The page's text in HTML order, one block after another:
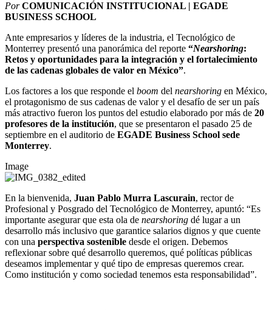
PorCOMUNICACIÓN INSTITUCIONAL | EGADE
BUSINESS SCHOOL
Ante empresarios y líderes de la industria, el Tecnológico de
Monterrey presentó una panorámica del reporte “Nearshoring:
Retos y oportunidades para la integración y el fortalecimiento
de las cadenas globales de valor en México”.
Los factores a los que responde el boom del nearshoring en México,
el protagonismo de sus cadenas de valor y el desafío de ser un país
más atractivo fueron los puntos del estudio elaborado por más de 20
profesores de la institución, que se presentaron el pasado 25 de
septiembre en el auditorio de EGADE Business School sede
Monterrey.
Image
En la bienvenida, Juan Pablo Murra Lascurain, rector de
Profesional y Posgrado del Tecnológico de Monterrey, apuntó: “Es
importante asegurar que esta ola de nearshoring dé lugar a un
desarrollo más inclusivo que garantice salarios dignos y que cuente
con una perspectiva sostenible desde el origen. Debemos
reflexionar sobre qué desarrollo queremos, qué políticas públicas
deseamos implementar y qué tipo de empresas queremos crear.
Como institución y como sociedad tenemos esta responsabilidad”.